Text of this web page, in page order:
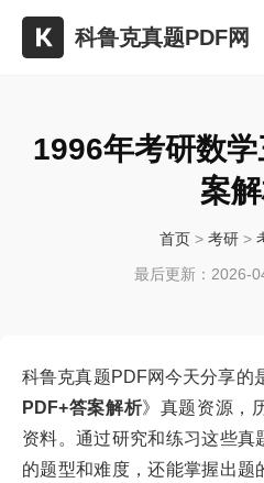
科鲁克真题PDF网
1996年考研数
案
首页 > 考研 >
最后更新：2026-
科鲁克真题PDF网今天分享的
PDF+答案解析》真题资源，
资料。通过研究和练习这些真
的题型和难度，还能掌握出题